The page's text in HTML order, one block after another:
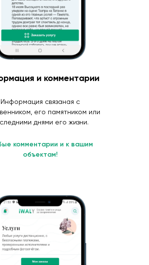
и комментарии
Информация связаная с
его памятником или
днями его жизни.
комментарии и к вашим
объектам!